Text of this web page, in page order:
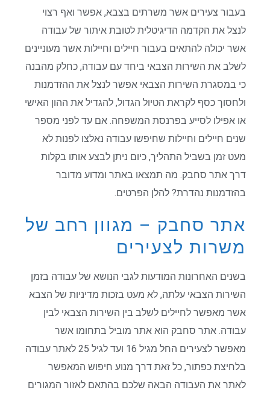
בעבור צעירים אשר משרתים בצבא, אפשר ואף רצוי
לנצל את הקדמה הדיגיטלית לטובת איתור של עבודה
אשר יכולה להתאים בעבור חיילים וחיילות אשר מעוניינים
לשלב את השירות הצבאי ביחד עם עבודה, כחלק מהבנה
כי במסגרת השירות הצבאי אפשר לנצל את ההזדמנות
ולחסוך כסף לקראת הטיול הגדול, להגדיל את ההון האישי
או אפילו לסייע בפרנסת המשפחה. אם עד לפני מספר
שנים חיילים וחיילות שחיפשו עבודה נאלצו לפנות לא
מעט זמן בשביל התהליך, כיום ניתן לבצע אותו בקלות
דרך אתר סחבק. מה תמצאו באתר ומדוע מדובר
בהזדמנות נהדרת? להלן הפרטים.
אתר סחבק – מגוון רחב של
משרות לצעירים
בשנים האחרונות המודעות לגבי הנושא של עבודה בזמן
השירות הצבאי עלתה, לא מעט בזכות מדיניות של הצבא
אשר מאפשר לחיילים לשלב בין השירות הצבאי לבין
עבודה. אתר סחבק הוא אתר מוביל בתחומו אשר
מאפשר לצעירים החל מגיל 16 ועד לגיל 25 לאתר עבודה
בלחיצת כפתור, כל זאת דרך מנוע חיפוש המאפשר
לאתר את העבודה הבאה שלכם בהתאם לאזור המגורים